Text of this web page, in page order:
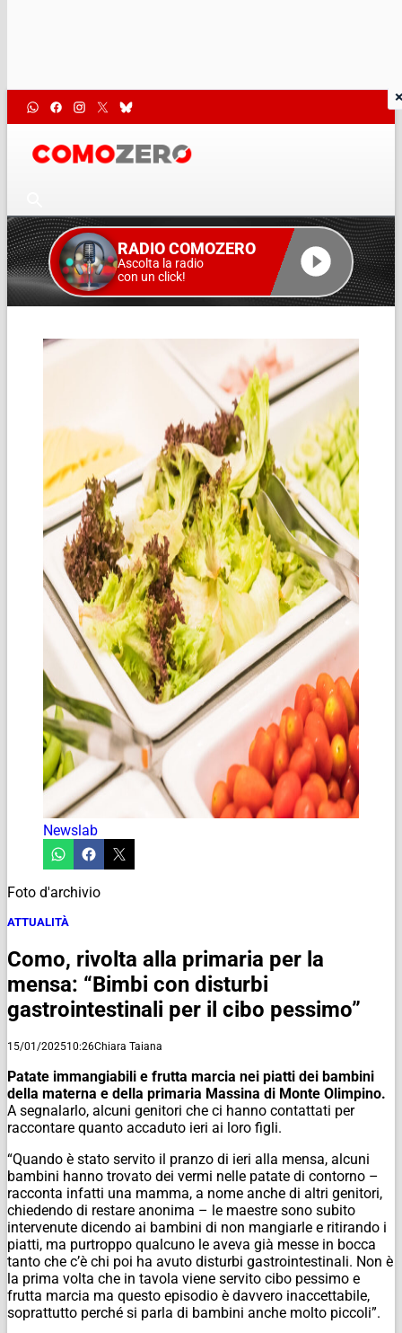
RADIO COMOZERO
Ascolta la radio
con un click!
Newslab
Foto d'archivio
ATTUALITÀ
Como, rivolta alla primaria per la
mensa: “Bimbi con disturbi
gastrointestinali per il cibo pessimo”
15/01/202510:26Chiara Taiana
Patate immangiabili e frutta marcia nei piatti dei bambini
della materna e della primaria Massina di Monte Olimpino.
A segnalarlo, alcuni genitori che ci hanno contattati per
raccontare quanto accaduto ieri ai loro figli.
“Quando è stato servito il pranzo di ieri alla mensa, alcuni
bambini hanno trovato dei vermi nelle patate di contorno –
racconta infatti una mamma, a nome anche di altri genitori,
chiedendo di restare anonima – le maestre sono subito
intervenute dicendo ai bambini di non mangiarle e ritirando i
piatti, ma purtroppo qualcuno le aveva già messe in bocca
tanto che c’è chi poi ha avuto disturbi gastrointestinali. Non è
la prima volta che in tavola viene servito cibo pessimo e
frutta marcia ma questo episodio è davvero inaccettabile,
soprattutto perché si parla di bambini anche molto piccoli”.